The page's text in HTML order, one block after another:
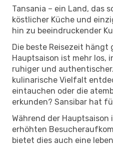
Tansania – ein Land, das
köstlicher Küche und
hin zu beeindruckender
Die beste Reisezeit hängt
Hauptsaison ist mehr los,
ruhiger und
kulinarische Vielfalt
eintauchen oder die
erkunden? Sansibar hat
Während der
erhöhten
bietet dies auch eine